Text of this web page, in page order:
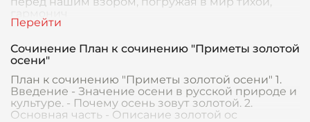
Сочинение План к сочинению "Приметы золотой
осени"
План к сочинению "Приметы золотой осени" 1.
Введение - Значение осени в русской природе и
культуре. - Почему осень зовут золотой. 2.
Основная часть - Описание золотой ос